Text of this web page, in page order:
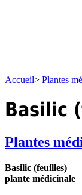
Accueil> Plantes
Basilic
Plantes
Basilic (feuilles)
plante médicinale